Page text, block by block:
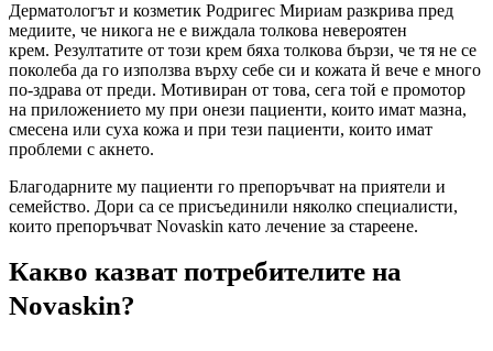
Дерматологът и козметик Родригес Мириам разкрива пред
медиите, че никога не е виждала толкова невероятен
крем. Резултатите от този крем бяха толкова бързи, че тя не се
поколеба да го използва върху себе си и кожата й вече е много
по-здрава от преди. Мотивиран от това, сега той е промотор
на приложението му при онези пациенти, които имат мазна,
смесена или суха кожа и при тези пациенти, които имат
проблеми с акнето.
Благодарните му пациенти го препоръчват на приятели и
семейство. Дори са се присъединили няколко специалисти,
които препоръчват Novaskin като лечение за стареене.
Какво казват потребителите на
Novaskin?